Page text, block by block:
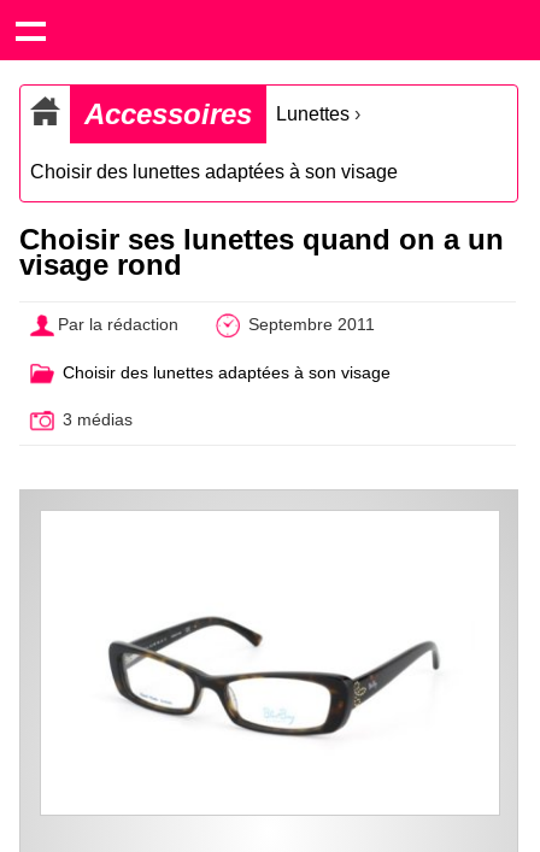
Accessoires Lunettes ›
Choisir des lunettes adaptées à son visage
Choisir ses lunettes quand on a un
visage rond
Par la rédaction Septembre 2011
Choisir des lunettes adaptées à son visage
3 médias